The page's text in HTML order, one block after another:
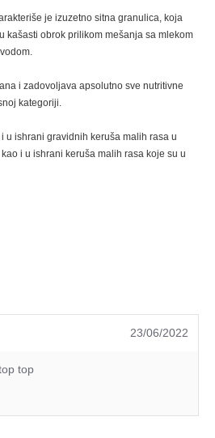
je izuzetno sitna granulica, koja
kašasti obrok prilikom mešanja sa mlekom
i zadovoljava apsolutno sve nutritivne
kategoriji.
u ishrani gravidnih keruša malih rasa u
i u ishrani keruša malih rasa koje su u
23/06/2022
top